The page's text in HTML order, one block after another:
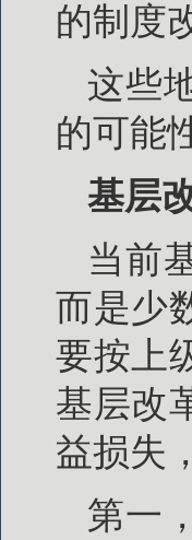
的制度
这些
的可能
基层
当前
而是少
要按上
基层改
益损失
第一